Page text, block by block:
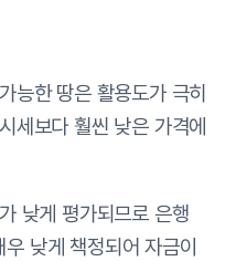
능한 땅은 활용도가 극히
세보다 훨씬 낮은 가격에
낮게 평가되므로 은행
낮게 책정되어 자금이